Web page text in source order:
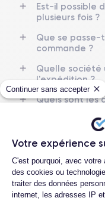
Continuer sans accepter
Votre expérience
Plateforme
C'est pourquoi, avec
des cookies ou
traiter des données
internet, les adresses IP
Caméra
Résolution vidéo
4K - 3840x2160px
Batterie
2658 mAh
LTE/4G
Si vous souhaitez en
smartphone, consulter la
Est-il possible
plusieurs fois ?
Que se
commande ?
Quelle société
l'expédition ?
Quels sont les
Que se
après avoir
Comment
Comment